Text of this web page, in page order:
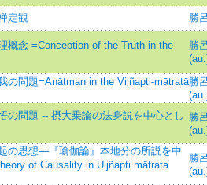
定観 勝
概念 =Conception of the Truth in the
勝
の問題=Anātman in the Vijñapti-mātratā勝
の問題 -- 摂大乗論の法身説を中心とし 勝
の思想―『瑜伽論』本地分の所説を中
of Causality in Uijñapti mātrata
勝